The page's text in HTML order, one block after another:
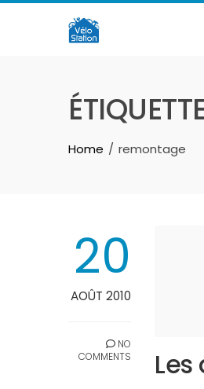
Skip
Home remontage
20
AOÛT 2010
NO
COMMENTS